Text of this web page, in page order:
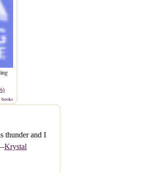
thunder and I
Krystal